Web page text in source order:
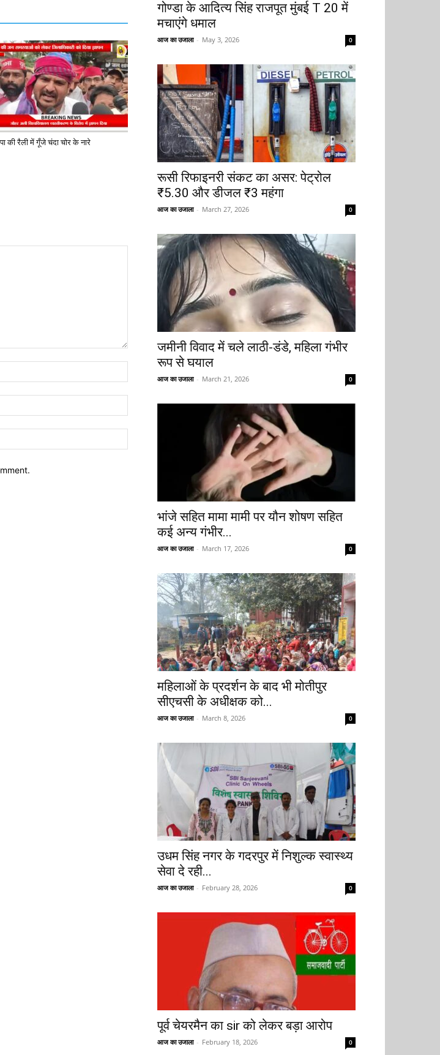
की रैली में गूँजे चंदा चोर के नारे
गोण्डा के आदित्य सिंह राजपूत मुंबई T 20 में
मचाएंगे धमाल
आज का उजाला - May 3, 2026 0
रूसी रिफाइनरी संकट का असर: पेट्रोल
₹5.30 और डीजल ₹3 महंगा
आज का उजाला - March 27, 2026 0
जमीनी विवाद में चले लाठी-डंडे, महिला गंभीर
रूप से घयाल
आज का उजाला - March 21, 2026 0
भांजे सहित मामा मामी पर यौन शोषण सहित
कई अन्य गंभीर...
आज का उजाला - March 17, 2026 0
महिलाओं के प्रदर्शन के बाद भी मोतीपुर
सीएचसी के अधीक्षक को...
आज का उजाला - March 8, 2026 0
उधम सिंह नगर के गदरपुर में निशुल्क स्वास्थ्य
सेवा दे रही...
आज का उजाला - February 28, 2026 0
पूर्व चेयरमैन का sir को लेकर बड़ा आरोप
आज का उजाला - February 18, 2026 0